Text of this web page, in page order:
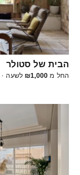
100
הבית של סטולר
החל מ ₪1,000 לשעה ·